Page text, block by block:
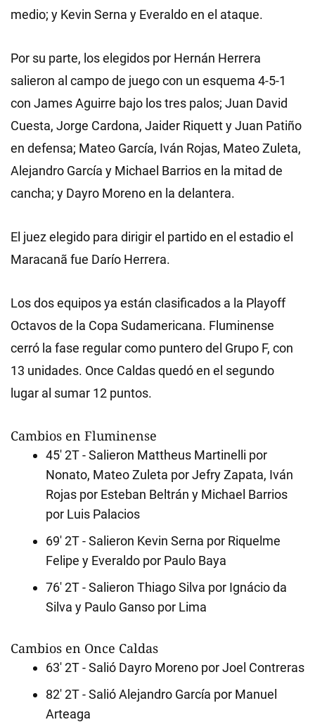
medio; y Kevin Serna y Everaldo en el ataque.
Por su parte, los elegidos por Hernán Herrera
salieron al campo de juego con un esquema 4-5-1
con James Aguirre bajo los tres palos; Juan David
Cuesta, Jorge Cardona, Jaider Riquett y Juan Patiño
en defensa; Mateo García, Iván Rojas, Mateo Zuleta,
Alejandro García y Michael Barrios en la mitad de
cancha; y Dayro Moreno en la delantera.
El juez elegido para dirigir el partido en el estadio el
Maracanã fue Darío Herrera.
Los dos equipos ya están clasificados a la Playoff
Octavos de la Copa Sudamericana. Fluminense
cerró la fase regular como puntero del Grupo F, con
13 unidades. Once Caldas quedó en el segundo
lugar al sumar 12 puntos.
Cambios en Fluminense
45' 2T - Salieron Mattheus Martinelli por
Nonato, Mateo Zuleta por Jefry Zapata, Iván
Rojas por Esteban Beltrán y Michael Barrios
por Luis Palacios
69' 2T - Salieron Kevin Serna por Riquelme
Felipe y Everaldo por Paulo Baya
76' 2T - Salieron Thiago Silva por Ignácio da
Silva y Paulo Ganso por Lima
Cambios en Once Caldas
63' 2T - Salió Dayro Moreno por Joel Contreras
82' 2T - Salió Alejandro García por Manuel
Arteaga